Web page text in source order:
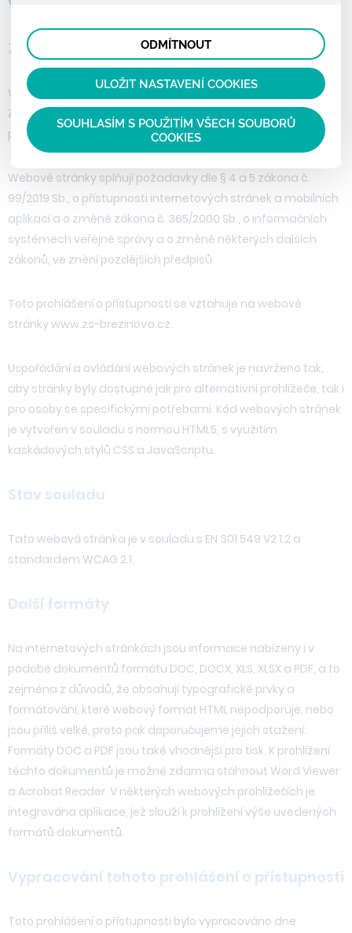
Základní informace
Webové stránky Základní školy a mateřské školy Ostrava-
Zábřeh Březinova 52 jsou vytvořeny s ohledem na maximální
přístupnost obsahu.
Webové stránky splňují požadavky dle § 4 a 5 zákona č.
99/2019 Sb., o přístupnosti internetových stránek a mobilních
aplikací a o změně zákona č. 365/2000 Sb., o informačních
systémech veřejné správy a o změně některých dalších
zákonů, ve znění pozdějších předpisů.
Toto prohlášení o přístupnosti se vztahuje na webové
stránky www.zs-brezinova.cz.
Uspořádání a ovládání webových stránek je navrženo tak,
aby stránky byly dostupné jak pro alternativní prohlížeče, tak i
pro osoby se specifickými potřebami. Kód webových stránek
je vytvořen v souladu s normou HTML5, s využitím
kaskádových stylů CSS a JavaScriptu.
Stav souladu
Tato webová stránka je v souladu s EN 301 549 V2 1.2 a
standardem WCAG 2.1.
Další formáty
Na internetových stránkách jsou informace nabízeny i v
podobě dokumentů formátu DOC, DOCX, XLS, XLSX a PDF, a to
zejména z důvodů, že obsahují typografické prvky a
formátování, které webový formát HTML nepodporuje, nebo
jsou příliš velké, proto pak doporučujeme jejich stažení.
Formáty DOC a PDF jsou také vhodnější pro tisk. K prohlížení
těchto dokumentů je možné zdarma stáhnout Word Viewer
a Acrobat Reader. V některých webových prohlížečích je
integrována aplikace, jež slouží k prohlížení výše uvedených
formátů dokumentů.
Vypracování tohoto prohlášení o přístupnosti
Toto prohlášení o přístupnosti bylo vypracováno dne
vyhnout se nevhodným doporučením produktů či jiným
nedůležitým nabídkám.
marketingové kampaně.
ODMÍTNOUT
ULOŽIT NASTAVENÍ COOKIES
SOUHLASÍM S POUŽITÍM VŠECH SOUBORŮ
COOKIES